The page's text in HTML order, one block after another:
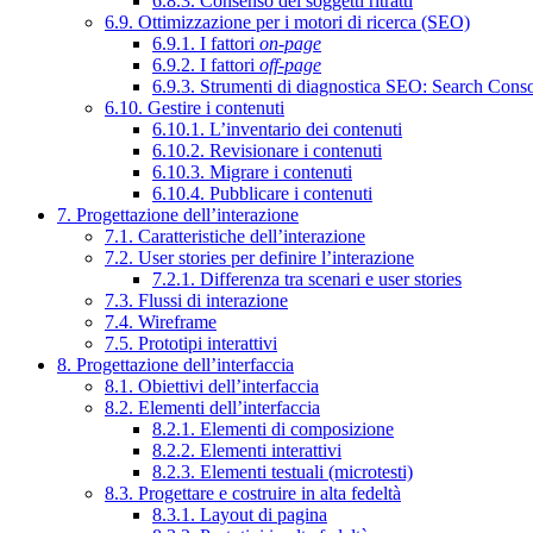
6.9. Ottimizzazione per i motori di ricerca (SEO)
6.9.1. I fattori on-page
6.9.2. I fattori off-page
6.9.3. Strumenti di diagnostica SEO: Search
6.10. Gestire i contenuti
6.10.1. L’inventario dei contenuti
6.10.2. Revisionare i contenuti
6.10.3. Migrare i contenuti
6.10.4. Pubblicare i contenuti
7. Progettazione dell’interazione
7.1. Caratteristiche dell’interazione
7.2. User stories per definire l’interazione
7.2.1. Differenza tra scenari e user stories
7.3. Flussi di interazione
7.4. Wireframe
7.5. Prototipi interattivi
8. Progettazione dell’interfaccia
8.1. Obiettivi dell’interfaccia
8.2. Elementi dell’interfaccia
8.2.1. Elementi di composizione
8.2.2. Elementi interattivi
8.2.3. Elementi testuali (microtesti)
8.3. Progettare e costruire in alta fedeltà
8.3.1. Layout di pagina